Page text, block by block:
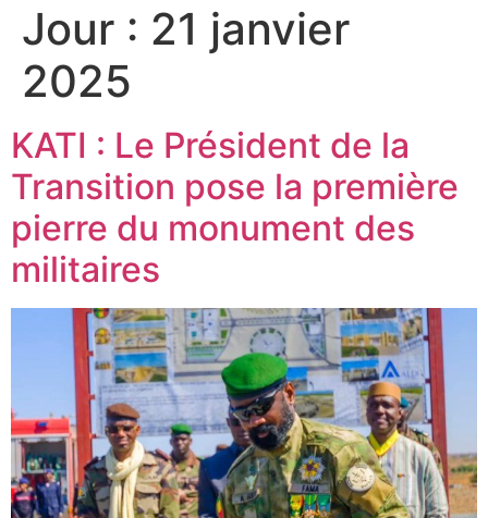
Jour : 21 janvier
2025
KATI : Le Président de la
Transition pose la première
pierre du monument des
militaires